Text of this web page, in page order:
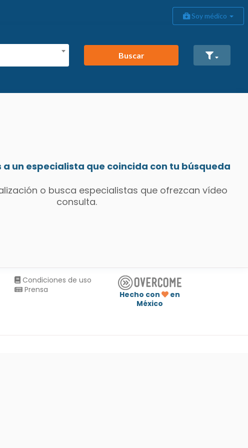
Soy médico
Buscar
a un especialista que coincida con tu búsqueda
o busca especialistas que ofrezcan vídeo
consulta.
Condiciones de uso
Prensa
Hecho con
en
México